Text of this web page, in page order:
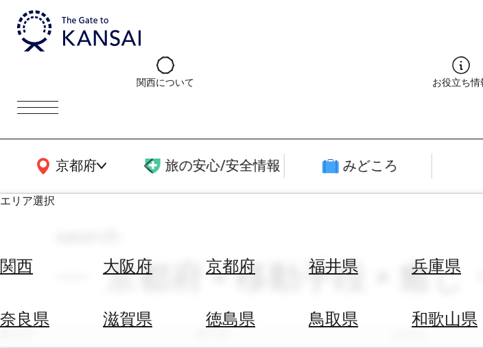
関西について お役立ち情
京都府
関西広域MAP 旅の安心/安全情報 みどころ
エリア選択
関西 大阪府 京都府 福井県 兵庫県
奈良県 滋賀県 徳島県 鳥取県 和歌山県
京都府 × 移動手段 × 癒し